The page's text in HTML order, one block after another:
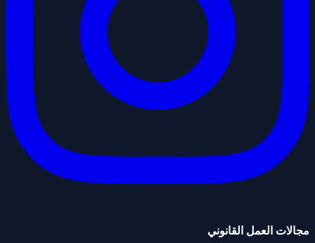
مجالات العمل القانوني